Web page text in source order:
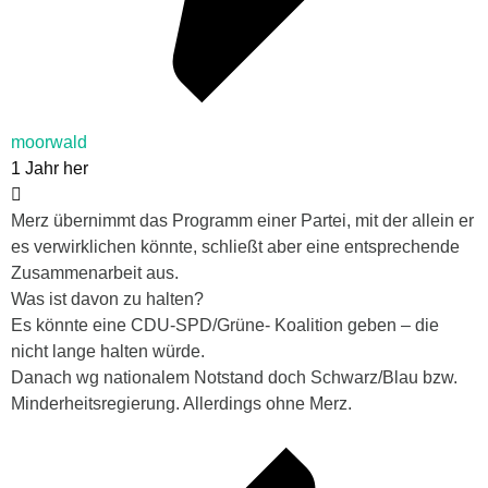
moorwald
1 Jahr her
Merz übernimmt das Programm einer Partei, mit der allein er
es verwirklichen könnte, schließt aber eine entsprechende
Zusammenarbeit aus.
Was ist davon zu halten?
Es könnte eine CDU-SPD/Grüne- Koalition geben – die
nicht lange halten würde.
Danach wg nationalem Notstand doch Schwarz/Blau bzw.
Minderheitsregierung. Allerdings ohne Merz.